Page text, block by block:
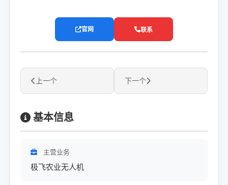
官网 联系
上一个 下一个
基本信息
主营业务
极飞农业无人机